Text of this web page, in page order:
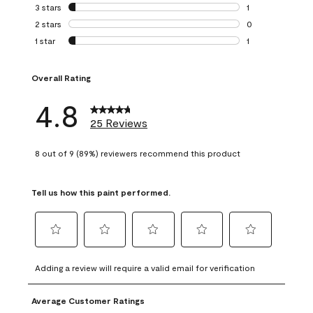
0 reviews with 4
3 stars stars
1
1 review with 3
2 stars stars
0
0 reviews with 2
1 star stars
1
Overall Rating
4.8 25 Reviews
8 out of 9 (89%) reviewers recommend this product
Tell us how this paint performed.
to
rate
the
item
to
rate
the
to
rate
the
item
to
rate
to
rate
Adding a review will require a valid email for verification
Average Customer Ratings